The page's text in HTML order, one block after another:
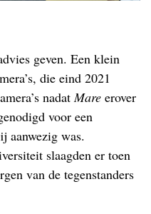
geven. Een klein
die eind 2021
nadatMare erover
voor een
aanwezig was.
slaagden er toen
van de tegenstanders